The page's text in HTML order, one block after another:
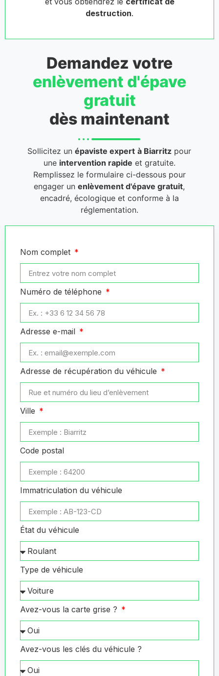
destruction.
Demandez votre
enlèvement d'épave
gratuit
dès maintenant
Sollicitez unépaviste expert à Biarritz pour
une intervention rapide et gratuite.
Remplissez le formulaire ci-dessous pour
engager unenlèvement d'épave gratuit,
encadré, écologique et conforme à la
réglementation.
Nom complet
Numéro de téléphone
Adresse e-mail
Adresse de récupération du véhicule
Ville
Code postal
Immatriculation du véhicule
État du véhicule
Type de véhicule
Avez-vous la carte grise ?
Avez-vous les clés du véhicule ?